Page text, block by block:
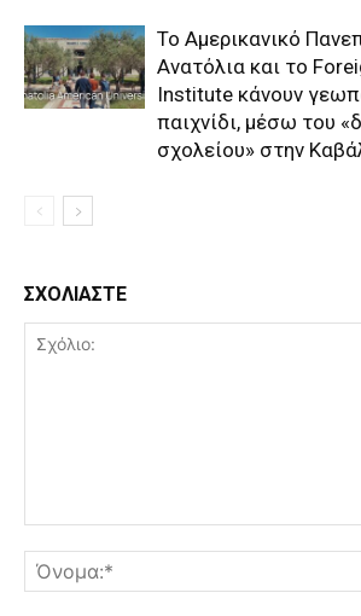
Το Αμερικανικό
Ανατόλια και το
Institute κάνουν
παιχνίδι, μέσω του
σχολείου» στην
ΣΧΟΛΙΑΣΤΕ